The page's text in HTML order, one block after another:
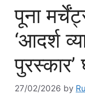
पूना
‘आदर्श
पुरस्कार’
27/02/2026 by